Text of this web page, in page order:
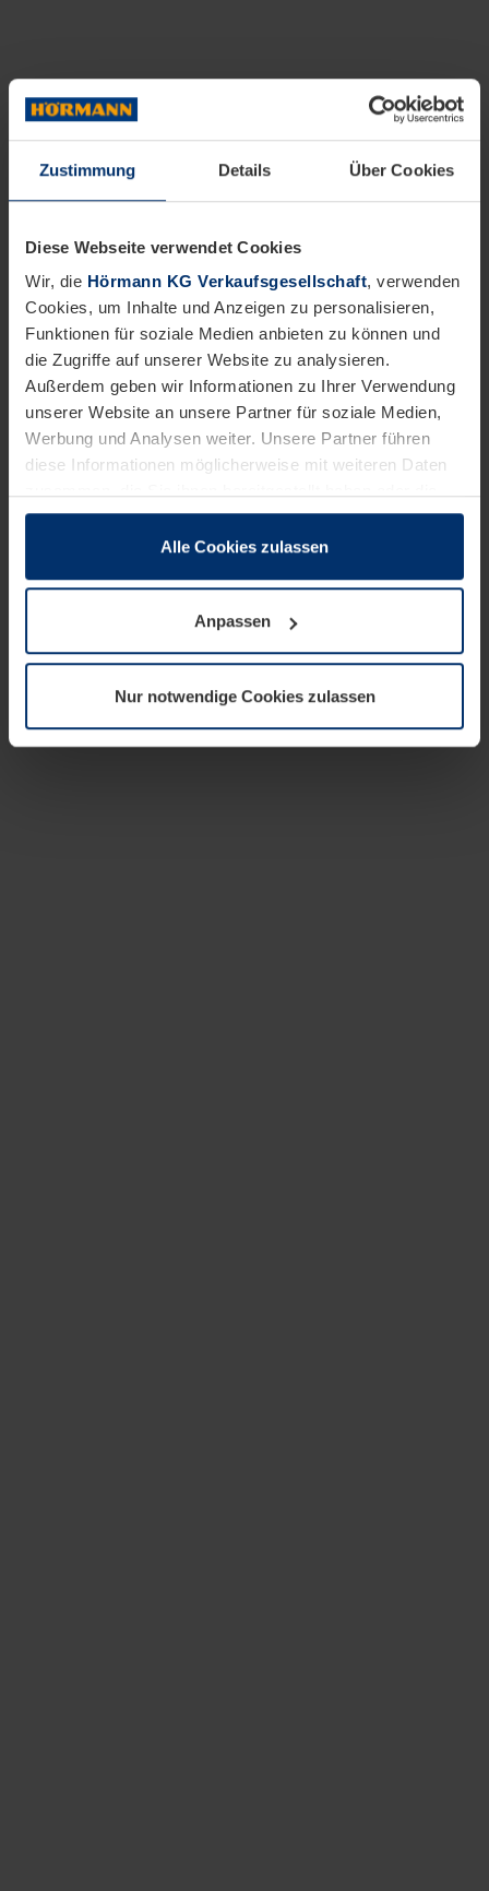
Zustimmung Details Über Cookies
Diese Webseite verwendet Cookies
Wir, die Hörmann KG Verkaufsgesellschaft, verwenden
Cookies, um Inhalte und Anzeigen zu personalisieren,
Funktionen für soziale Medien anbieten zu können und
die Zugriffe auf unserer Website zu analysieren.
Außerdem geben wir Informationen zu Ihrer Verwendung
unserer Website an unsere Partner für soziale Medien,
Werbung und Analysen weiter. Unsere Partner führen
diese Informationen möglicherweise mit weiteren Daten
sie im Rahmen Ihrer Nutzung der Dienste gesammelt
wenn diese für den Betrieb dieser Seite unbedingt
notwendig sind. Für alle anderen Cookie-Typen benötigen
wir Ihre Erlaubnis. Ihre Einwilligung können Sie jederzeit
Datenschutzerklärungunserer Website ändern oder
widerrufen.
Alle Cookies zulassen
Anpassen
Nur notwendige Cookies zulassen